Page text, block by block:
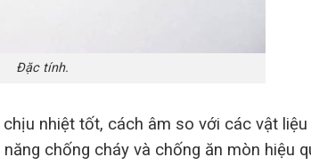
Đặc tính.
nhiệt tốt, cách âm so với các vật
chống cháy và chống ăn mòn hiệu